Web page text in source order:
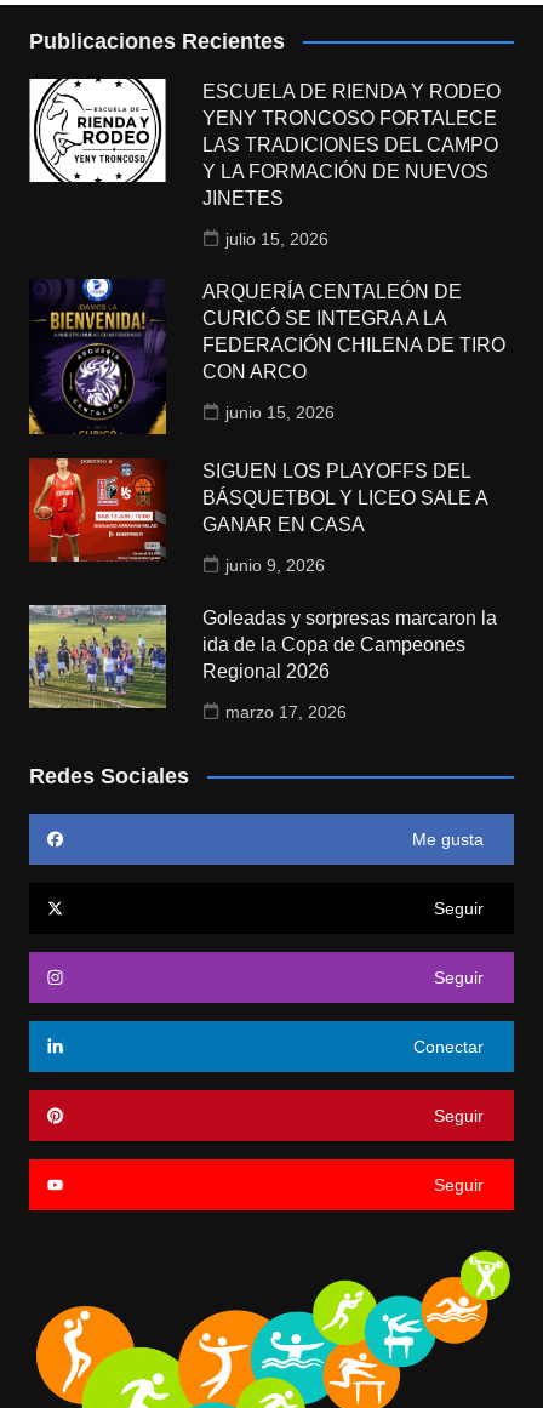
Publicaciones Recientes
ESCUELA DE RIENDA Y RODEO
YENY TRONCOSO FORTALECE
LAS TRADICIONES DEL CAMPO
Y LA FORMACIÓN DE NUEVOS
JINETES
julio 15, 2026
ARQUERÍA CENTALEÓN DE
CURICÓ SE INTEGRA A LA
FEDERACIÓN CHILENA DE TIRO
CON ARCO
junio 15, 2026
SIGUEN LOS PLAYOFFS DEL
BÁSQUETBOL Y LICEO SALE A
GANAR EN CASA
junio 9, 2026
Goleadas y sorpresas marcaron la
ida de la Copa de Campeones
Regional 2026
marzo 17, 2026
Redes Sociales
Me gusta
Seguir
Seguir
Conectar
Seguir
Seguir